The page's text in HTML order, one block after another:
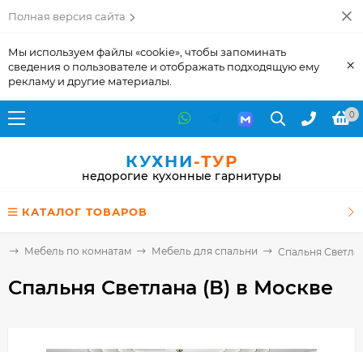
Полная версия сайта
Мы используем файлы «cookie», чтобы запоминать
сведения о пользователе и отображать подходящую ему
рекламу и другие материалы.
×
0
КУХНИ-ТУР
недорогие кухонные гарнитуры
КАТАЛОГ ТОВАРОВ
Мебель по комнатам Мебель для спальни Спальня
Спальня Светлана (В) в Москве